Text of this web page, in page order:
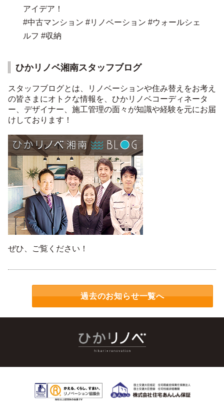
アイデア！
#中古マンション #リノベーション #ウォールシェ
ルフ #収納
ひかリノベ湘南スタッフブログ
スタッフブログとは、リノベーションや住み替えをお考え
の皆さまにオトクな情報を、ひかリノベコーディネータ
ー、デザイナー、施工管理の面々が知識や経験を元にお届
けしております！
ぜひ、ご覧ください！
過去のお知らせ一覧へ